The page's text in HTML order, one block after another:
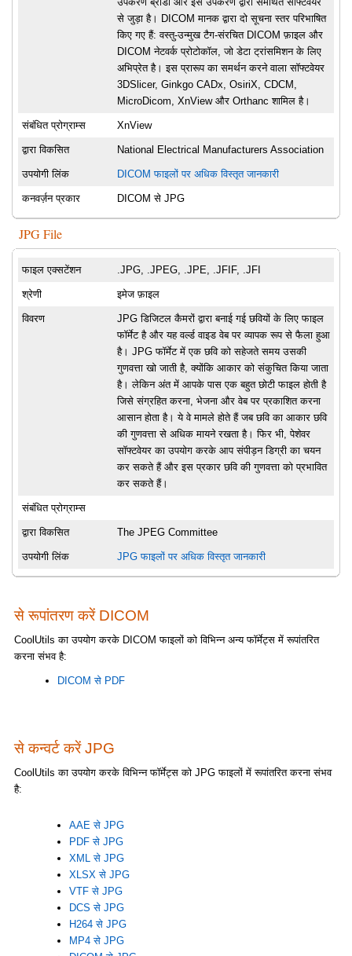
से जुड़ा है। DICOM मानक द्वारा दो सूचना स्तर परिभाषित
किए गए हैं: वस्तु-उन्मुख टैग-संरचित DICOM फ़ाइल और
DICOM नेटवर्क प्रोटोकॉल, जो डेटा ट्रांसमिशन के लिए
अभिप्रेत है। इस प्रारूप का समर्थन करने वाला सॉफ्टवेयर
3DSlicer, Ginkgo CADx, OsiriX, CDCM,
MicroDicom, XnView और Orthanc शामिल है।
संबंधित प्रोग्राम्स XnView
द्वारा विकसित National Electrical Manufacturers Association
उपयोगी लिंक DICOM फाइलों पर अधिक विस्तृत जानकारी
कनवर्ज़न प्रकार DICOM से JPG
JPG File
फाइल एक्सटेंशन .JPG, .JPEG, .JPE, .JFIF, .JFI
श्रेणी इमेज फ़ाइल
विवरण
JPG डिजिटल कैमरों द्वारा बनाई गई छवियों के लिए फाइल
फॉर्मेट है और यह वर्ल्ड वाइड वेब पर व्यापक रूप से फैला हुआ
है। JPG फॉर्मेट में एक छवि को सहेजते समय उसकी
गुणवत्ता खो जाती है, क्योंकि आकार को संकुचित किया जाता
है। लेकिन अंत में आपके पास एक बहुत छोटी फाइल होती है
जिसे संग्रहित करना, भेजना और वेब पर प्रकाशित करना
आसान होता है। ये वे मामले होते हैं जब छवि का आकार छवि
की गुणवत्ता से अधिक मायने रखता है। फिर भी, पेशेवर
सॉफ्टवेयर का उपयोग करके आप संपीड़न डिग्री का चयन
कर सकते हैं और इस प्रकार छवि की गुणवत्ता को प्रभावित
कर सकते हैं।
संबंधित प्रोग्राम्स
द्वारा विकसित The JPEG Committee
उपयोगी लिंक JPG फाइलों पर अधिक विस्तृत जानकारी
से रूपांतरण करें DICOM
CoolUtils का उपयोग करके DICOM फाइलों को विभिन्न अन्य फॉर्मेट्स में रूपांतरित
करना संभव है:
DICOM से PDF
से कन्वर्ट करें JPG
CoolUtils का उपयोग करके विभिन्न फॉर्मेट्स को JPG फाइलों में रूपांतरित करना संभव
है:
AAE से JPG
PDF से JPG
XML से JPG
XLSX से JPG
VTF से JPG
DCS से JPG
H264 से JPG
MP4 से JPG